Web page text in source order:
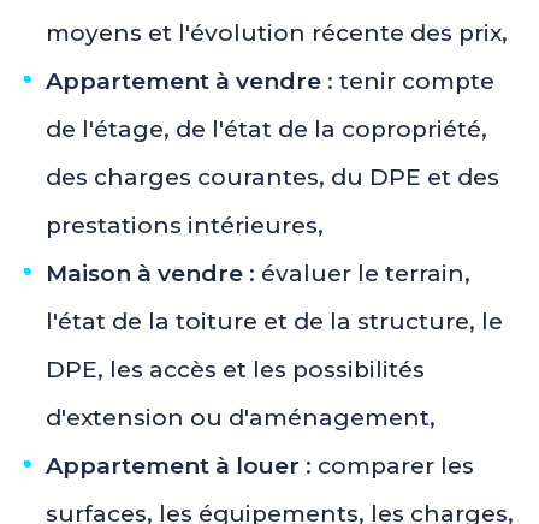
moyens et l'évolution récente des prix,
Appartement à vendre : tenir compte
de l'étage, de l'état de la copropriété,
des charges courantes, du DPE et des
prestations intérieures,
Maison à vendre : évaluer le terrain,
l'état de la toiture et de la structure, le
DPE, les accès et les possibilités
d'extension ou d'aménagement,
Appartement à louer : comparer les
surfaces, les équipements, les charges,